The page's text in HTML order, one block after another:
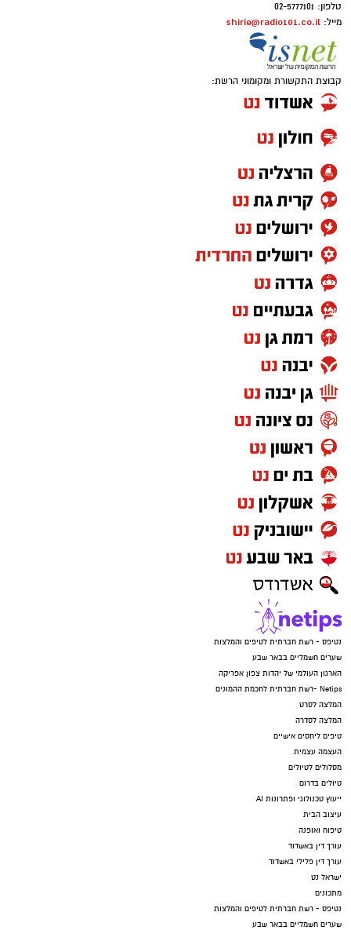
טלפון: 02-5777101
מייל: shirie@radio101.co.il
קבוצת התקשורת ומקומוני הרשת:
נטיפס - רשת חברתית לטיפים והמלצות
שערים חשמליים בבאר שבע
הארגון העולמי של יהדות צפון אפריקה
Netips -רשת חברתית לחכמת ההמונים
המלצה לסרט
המלצה לסדרה
טיפים ליחסים אישיים
העצמה עצמית
מסלולים לטיולים
טיולים בדרום
ייעוץ טכנולוגי ופתרונות AI
עיצוב הבית
טיפוח ואופנה
עורך דין באשדוד
עורך דין פלילי באשדוד
ישראל נט
מתכונים
נטיפס - רשת חברתית לטיפים והמלצות
שערים חשמליים בבאר שבע